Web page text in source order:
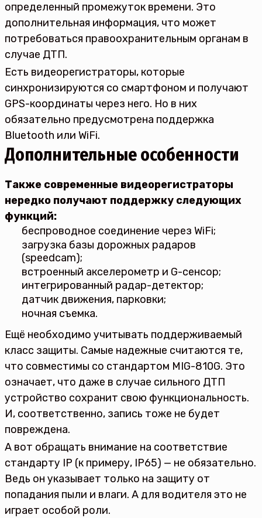
определенный промежуток времени. Это
дополнительная информация, что может
потребоваться правоохранительным органам в
случае ДТП.
Есть видеорегистраторы, которые
синхронизируются со смартфоном и получают
GPS-координаты через него. Но в них
обязательно предусмотрена поддержка
Bluetooth или WiFi.
Дополнительные особенности
Также современные видеорегистраторы
нередко получают поддержку следующих
функций:
беспроводное соединение через WiFi;
загрузка базы дорожных радаров
(speedcam);
встроенный акселерометр и G-сенсор;
интегрированный радар-детектор;
датчик движения, парковки;
ночная съемка.
Ещё необходимо учитывать поддерживаемый
класс защиты. Самые надежные считаются те,
что совместимы со стандартом MIG-810G. Это
означает, что даже в случае сильного ДТП
устройство сохранит свою функциональность.
И, соответственно, запись тоже не будет
повреждена.
А вот обращать внимание на соответствие
стандарту IP (к примеру, IP65) — не обязательно.
Ведь он указывает только на защиту от
попадания пыли и влаги. А для водителя это не
играет особой роли.